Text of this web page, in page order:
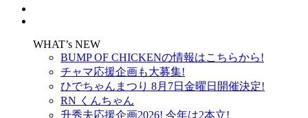
WHAT’s NEW
BUMP OF CHICKENの情報はこちらから!
チャマ応援企画も大募集!
ひでちゃんまつり 8月7日金曜日開催決定!
RN くんちゃん
升秀夫応援企画2026! 今年は2本立!